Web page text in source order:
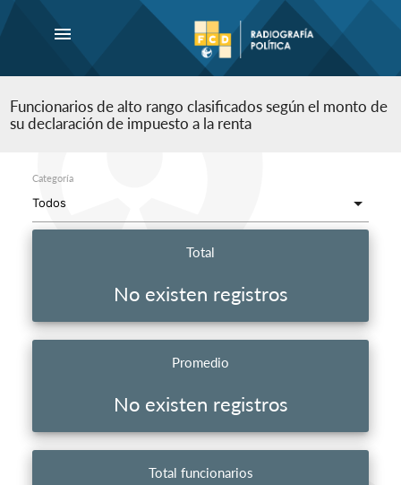
menu
Funcionarios de alto rango clasificados según el monto de
su declaración de impuesto a la renta
Categoría
Total
No existen registros
Promedio
No existen registros
Total funcionarios